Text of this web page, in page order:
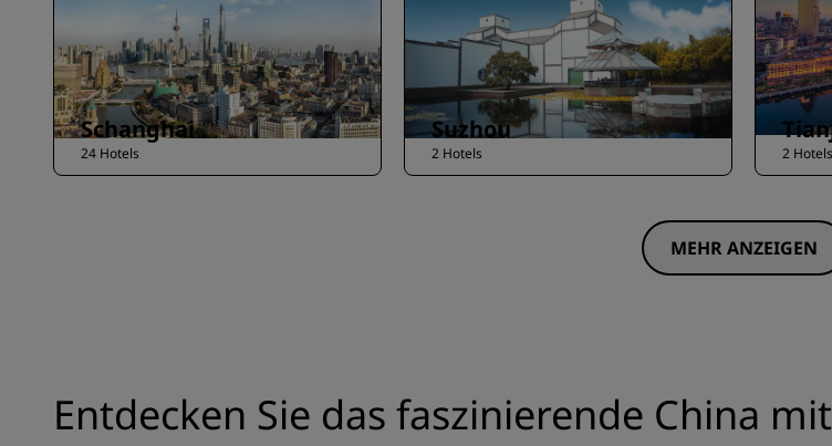
Schanghai
24 Hotels
Suzhou
2 Hotels 2 Hotels
MEHR ANZEIGEN
Entdecken Sie das faszinierende China